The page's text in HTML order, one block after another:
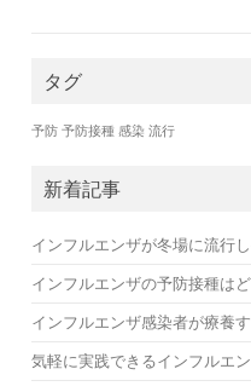
タグ
予防 予防接種 感染 流行
新着記事
インフルエンザが冬場に流行
インフルエンザの予防接種は
インフルエンザ感染者が療養
気軽に実践できるインフルエ